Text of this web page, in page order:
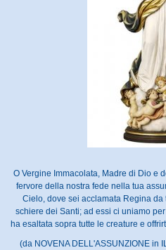
O Vergine Immacolata, Madre di Dio e
fervore della nostra fede nella tua
Cielo, dove sei acclamata Regina
schiere dei Santi; ad essi ci uniamo
ha esaltata sopra tutte le creature e
(da NOVENA DELL'ASSUNZIONE in